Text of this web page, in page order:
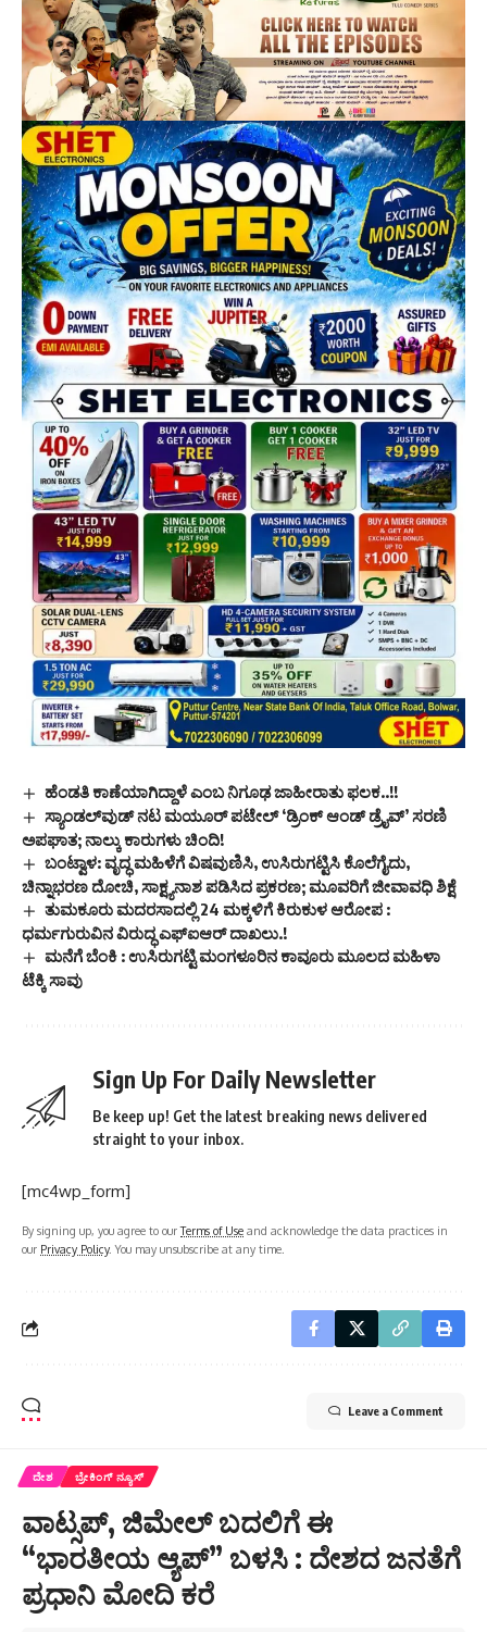
ಹೆಂಡತಿ ಕಾಣೆಯಾಗಿದ್ದಾಳೆ ಎಂಬ ನಿಗೂಢ ಜಾಹೀರಾತು ಫಲಕ..!!
ಸ್ಯಾಂಡಲ್‌ವುಡ್ ನಟ ಮಯೂರ್ ಪಟೇಲ್ ‘ಡ್ರಿಂಕ್ ಆಂಡ್ ಡ್ರೈವ್’ ಸರಣಿ
ಅಪಘಾತ; ನಾಲ್ಕು ಕಾರುಗಳು ಚಿಂದಿ!
ಬಂಟ್ವಾಳ: ವೃದ್ಧ ಮಹಿಳೆಗೆ ವಿಷವುಣಿಸಿ, ಉಸಿರುಗಟ್ಟಿಸಿ ಕೊಲೆಗೈದು,
ಚಿನ್ನಾಭರಣ ದೋಚಿ, ಸಾಕ್ಷ್ಯನಾಶ ಪಡಿಸಿದ ಪ್ರಕರಣ; ಮೂವರಿಗೆ ಜೀವಾವಧಿ ಶಿಕ್ಷೆ
ತುಮಕೂರು ಮದರಸಾದಲ್ಲಿ 24 ಮಕ್ಕಳಿಗೆ ಕಿರುಕುಳ ಆರೋಪ :
ಧರ್ಮಗುರುವಿನ ವಿರುದ್ಧ ಎಫ್‌ಐಆರ್ ದಾಖಲು.!
ಮನೆಗೆ ಬೆಂಕಿ : ಉಸಿರುಗಟ್ಟಿ ಮಂಗಳೂರಿನ ಕಾವೂರು ಮೂಲದ ಮಹಿಳಾ
ಟೆಕ್ಕಿ ಸಾವು
Sign Up For Daily Newsletter
Be keep up! Get the latest breaking news delivered
straight to your inbox.
[mc4wp_form]
By signing up, you agree to ourTerms of Use and acknowledge the data practices in
our Privacy Policy. You may unsubscribe at any time.
Leave a Comment
ದೇಶ ಬ್ರೇಕಿಂಗ್ ನ್ಯೂಸ್
ವಾಟ್ಸಪ್, ಜಿಮೇಲ್ ಬದಲಿಗೆ ಈ
“ಭಾರತೀಯ ಆ್ಯಪ್” ಬಳಸಿ : ದೇಶದ ಜನತೆಗೆ
ಪ್ರಧಾನಿ ಮೋದಿ ಕರೆ